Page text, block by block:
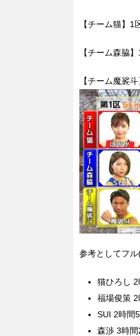
【チーム猫】
【チーム森脇
【チーム魔裟
参考としてフル
猫ひろし
福場俊策
SUI 2時間
森渉 3時